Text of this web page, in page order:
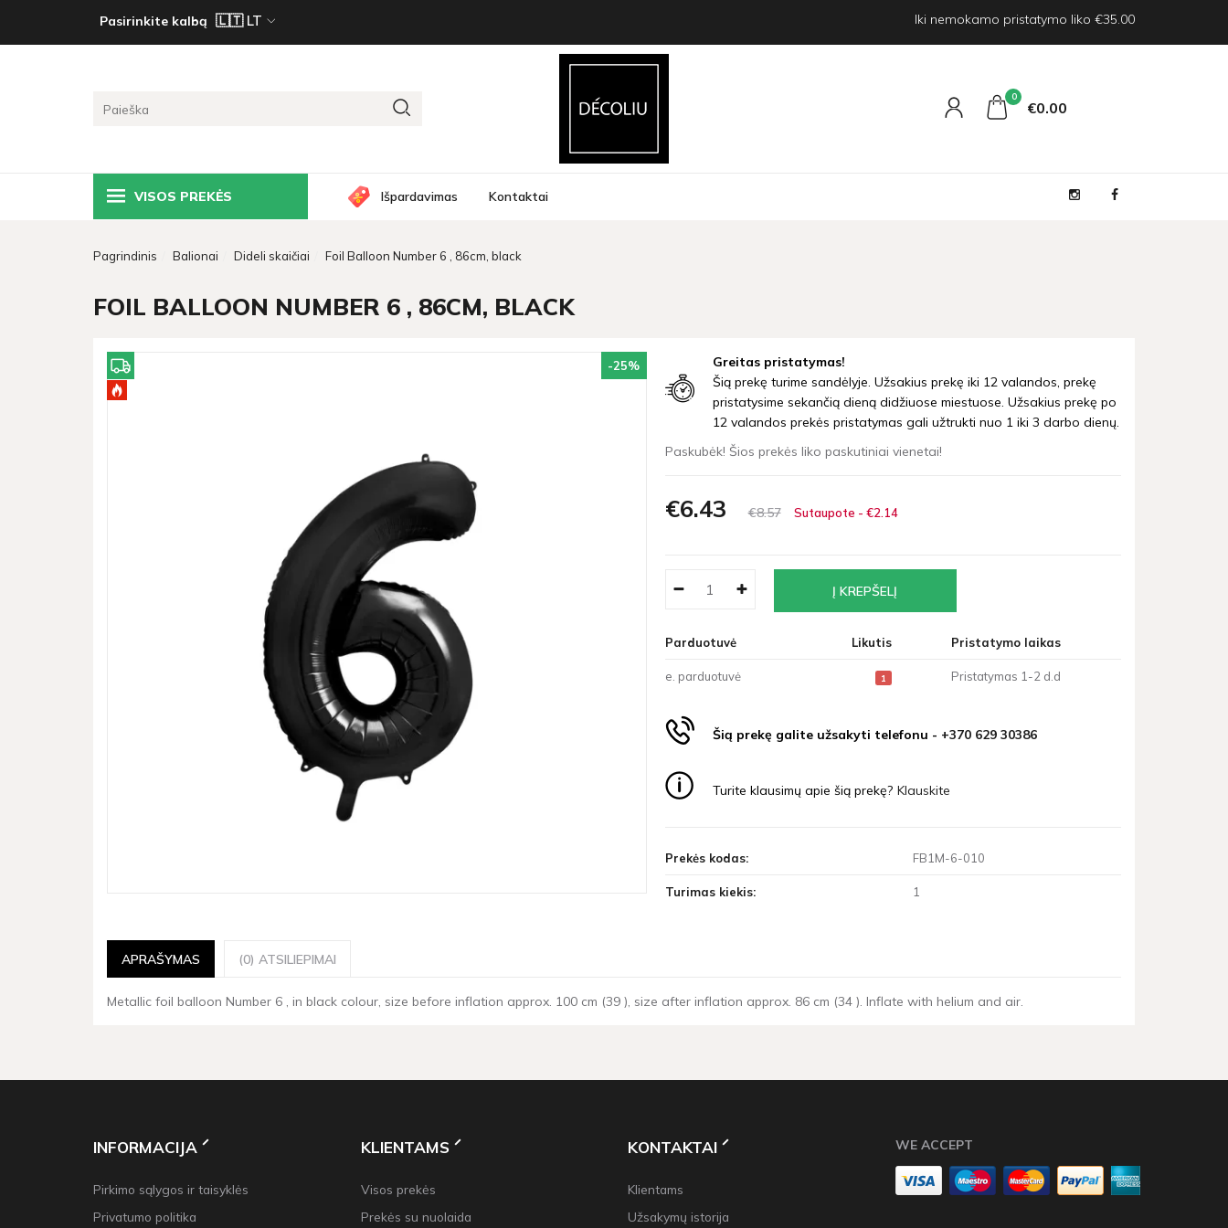
Pasirinkite kalbą Iki nemokamo pristatymo liko €35.00
0
€0 00
VISOS PREKĖS Išpardavimas Kontaktai
Pagrindinis Balionai Dideli skaičiai Foil Balloon Number 6 , 86cm, black
FOIL BALLOON NUMBER 6 , 86CM, BLACK
-25%
Greitas pristatymas!
Šią prekę turime sandėlyje. Užsakius prekę iki 12 valandos, prekę
pristatysime sekančią dieną didžiuose miestuose. Užsakius prekę po
12 valandos prekės pristatymas gali užtrukti nuo 1 iki 3 darbo dienų.
Paskubėk! Šios prekės liko paskutiniai vienetai!
€6 43 €857 Sutaupote - €2 14
Parduotuvė Likutis Pristatymo laikas
e. parduotuvė 1 Pristatymas 1-2 d.d
Šią prekę galite užsakyti telefonu - +370 629 30386
Turite klausimų apie šią prekę? Klauskite
Prekės kodas: FB1M-6-010
Turimas kiekis: 1
APRAŠYMAS (0) ATSILIEPIMAI
Metallic foil balloon Number 6 , in black colour, size before inflation approx. 100 cm (39 ), size after inflation approx. 86 cm (34 ). Inflate with helium and air.
INFORMACIJA
Pirkimo sąlygos ir taisyklės
Privatumo politika
KLIENTAMS
Visos prekės
Prekės su nuolaida
KONTAKTAI
Klientams
Užsakymų istorija
WE ACCEPT